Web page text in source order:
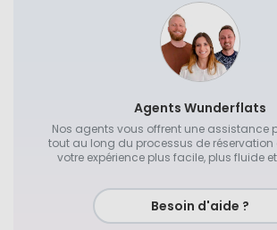
Agents Wunderflats
Nos agents vous offrent une assistance
tout au long du processus de réservation
votre expérience plus facile, plus fluide
Besoin d'aide ?